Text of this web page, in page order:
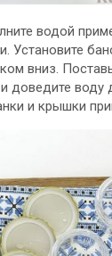
водой
Установите
вниз.
доведите воду
и крышки